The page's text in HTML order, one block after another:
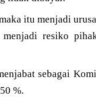
itu menjadi
menjadi resiko
sebagai
%.